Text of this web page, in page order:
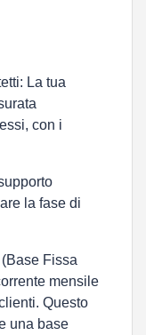
La tua
con i
la fase di
Fissa
mensile
Questo
una base